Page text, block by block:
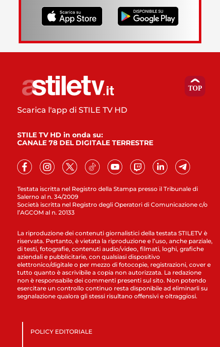
Testata iscritta nel Registro della Stampa presso il Tribunale di
Salerno al n. 34/2009
Società iscritta nel Registro degli Operatori di Comunicazione c/o
l’AGCOM al n. 20133
Scarica l'app di STILE TV HD
STILE TV HD in onda su:
CANALE 78 DEL DIGITALE TERRESTRE
La riproduzione dei contenuti giornalistici della testata STILETV è
riservata. Pertanto, è vietata la riproduzione e l’uso, anche parziale,
di testi, fotografie, contenuti audio/video, filmati, loghi, grafiche
aziendali e pubblicitarie, con qualsiasi dispositivo
elettronico/digitale o per mezzo di fotocopie, registrazioni, cover e
tutto quanto è ascrivibile a copia non autorizzata. La redazione
non è responsabile dei commenti presenti sul sito. Non potendo
esercitare un controllo continuo resta disponibile ad eliminarli su
segnalazione qualora gli stessi risultano offensivi e oltraggiosi.
POLICY EDITORIALE